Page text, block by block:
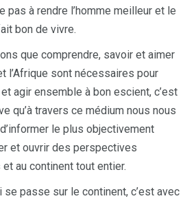
pas à rendre l’homme meilleur et le
bon de vivre.
que comprendre, savoir et aimer
l’Afrique sont nécessaires pour
agir ensemble à bon escient, c’est
qu’à travers ce médium nous nous
le plus objectivement
et ouvrir des perspectives
au continent tout entier.
passe sur le continent, c’est avec